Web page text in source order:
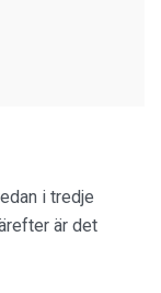
i tredje
är det